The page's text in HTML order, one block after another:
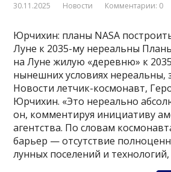
30.11.2025 Новости Комментарии: 0
Юрчихин: планы NASA
Луне к 2035-му нереальны
на Луне жилую «деревню» к
нынешних условиях нереальны,
Новости летчик-космонавт,
Юрчихин. «Это нереально
он, комментируя инициативу
агентства. По словам
барьер — отсутствие
лунных поселений и